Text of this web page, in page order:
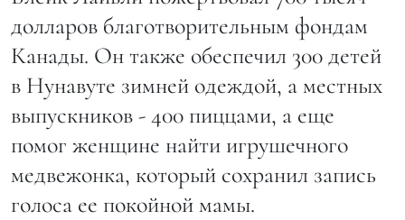
долларов благотворительным фондам
Канады. Он также обеспечил 300 детей
в Нунавуте зимней одеждой, а местных
выпускников - 400 пиццами, а еще
помог женщине найти игрушечного
медвежонка, который сохранил запись
голоса ее покойной мамы.